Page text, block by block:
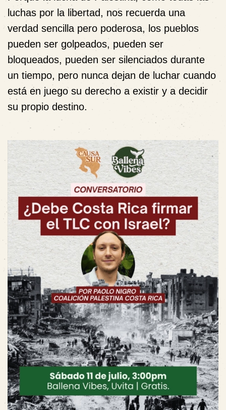
luchas por la libertad, nos recuerda una
verdad sencilla pero poderosa, los pueblos
pueden ser golpeados, pueden ser
bloqueados, pueden ser silenciados durante
un tiempo, pero nunca dejan de luchar cuando
está en juego su derecho a existir y a decidir
su propio destino.